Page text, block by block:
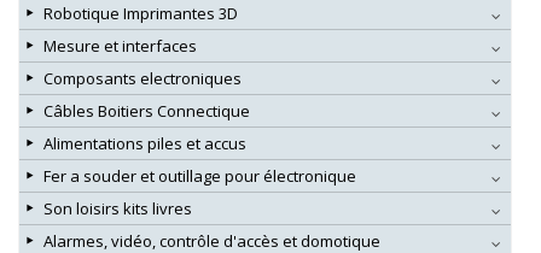
Robotique Imprimantes 3D
Mesure et interfaces
Composants electroniques
Câbles Boitiers Connectique
Alimentations piles et accus
Fer a souder et outillage pour électronique
Son loisirs kits livres
Alarmes, vidéo, contrôle d'accès et domotique